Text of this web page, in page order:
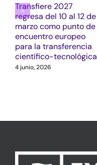
Transfiere 2027
regresa del 10 al 12 de
marzo como punto de
encuentro europeo
para la transferencia
científico-tecnológica
4 junio, 2026